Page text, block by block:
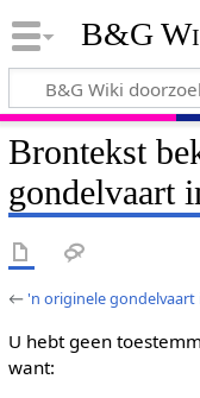
B&G
Brontekst
gondelvaart
←'n originele
U hebt geen
want: